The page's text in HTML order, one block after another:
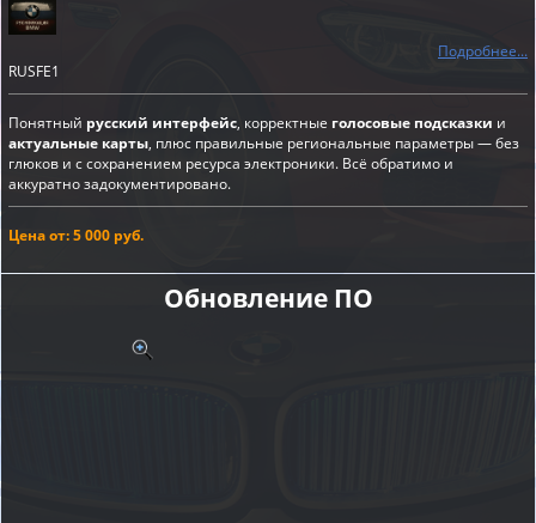
Подробнее...
RUSFE1
Понятный русский интерфейс, корректные голосовые подсказки и
актуальные карты, плюс правильные региональные параметры — без
глюков и с сохранением ресурса электроники. Всё обратимо и
аккуратно задокументировано.
Цена от: 5 000 руб.
Обновление ПО